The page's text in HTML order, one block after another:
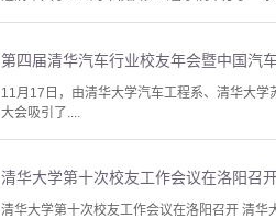
第四届清华汽车行业校友年会暨中国汽
11月17日，由清华大学汽车工程系、清华大
大会吸引了....
清华大学第十次校友工作会议在洛阳召
清华大学第十次校友工作会议在洛阳召开 清华